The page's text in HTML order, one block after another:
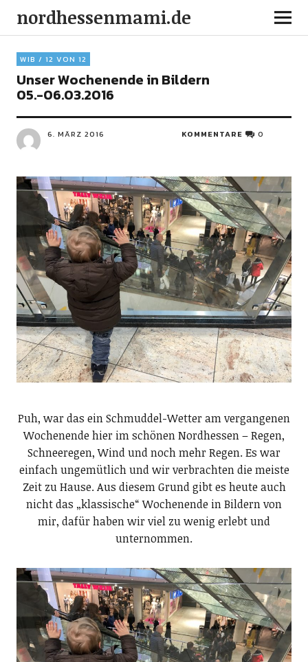
nordhessenmami.de
WIB / 12 VON 12
Unser Wochenende in Bildern
05.-06.03.2016
6. MÄRZ 2016 KOMMENTARE 0
Puh, war das ein Schmuddel-Wetter am vergangenen
Wochenende hier im schönen Nordhessen – Regen,
Schneeregen, Wind und noch mehr Regen. Es war
einfach ungemütlich und wir verbrachten die meiste
Zeit zu Hause. Aus diesem Grund gibt es heute auch
nicht das „klassische“ Wochenende in Bildern von
mir, dafür haben wir viel zu wenig erlebt und
unternommen.